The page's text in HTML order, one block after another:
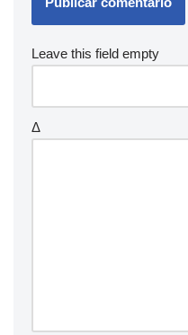
Leave this field empty
Δ